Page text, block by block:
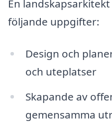
En
följande uppgifter:
Design och
och uteplatser
Skapande av
gemensamma